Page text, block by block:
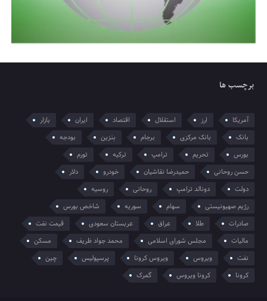
برچسب ها
آمریکا ارز استقلال اقتصاد ایران
بازار
بانک
بانک مرکزی برجام بنزین
بودجه
بورس
تحریم ترامپ ترکیه
تورم
حسن روحانی
حمیدرضا نقاشیان خودرو
دلار
دولت
دونالد ترامپ روحانی
روسیه
رژیم صهیونیستی
سهام سوریه
شاخص بورس
صادرات
طلا عراق عربستان سعودی
قیمت نفت
مالیات
مجلس شورای اسلامی محمد جواد ظریف
مسکن
نفت
ویروس ویروس کرونا پرسپولیس
چین
کرونا
کرونا ویروس گمرک